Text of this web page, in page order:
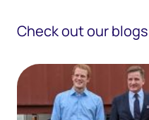
Check out our blogs